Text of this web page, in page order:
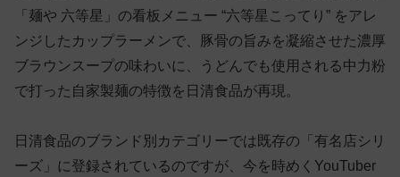
「麺や 六等星」の看板メニュー “六等星こってり” をアレ
ンジしたカップラーメンで、豚骨の旨みを凝縮させた濃厚
ブラウンスープの味わいに、うどんでも使用される中力粉
で打った自家製麺の特徴を日清食品が再現。
日清食品のブランド別カテゴリーでは既存の「有名店シリ
ーズ」に登録されているのですが、今を時めくYouTuber